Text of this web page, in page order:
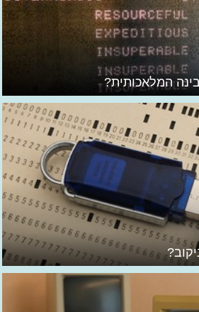
המלאכותית?